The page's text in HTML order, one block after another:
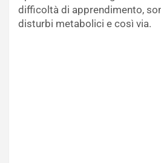
difficoltà di apprendimento,
disturbi metabolici e così via.